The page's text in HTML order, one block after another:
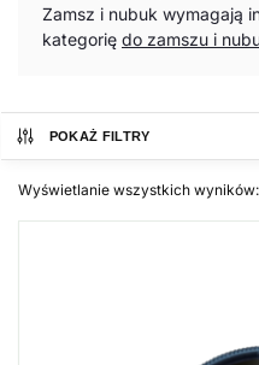
Zamsz i nubuk wymagają
kategorię do zamszu i
POKAŻ FILTRY
Wyświetlanie wszystkich wyników: